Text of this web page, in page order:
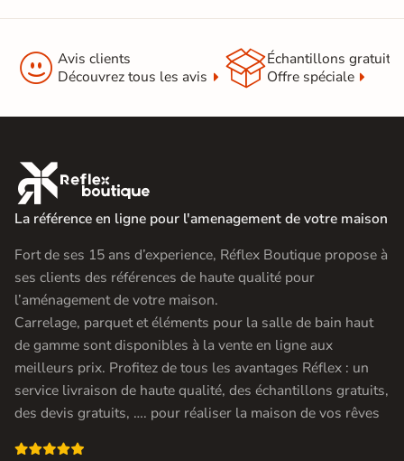
 Avis clients
Découvrez tous les avis
Échantillons gratuit
Offre spéciale

La référence en ligne pour l'amenagement de votre maison
Fort de ses 15 ans d’experience, Réflex Boutique propose à
ses clients des références de haute qualité pour
l’aménagement de votre maison.
Carrelage, parquet et éléments pour la salle de bain haut
de gamme sont disponibles à la vente en ligne aux
meilleurs prix. Profitez de tous les avantages Réflex : un
service livraison de haute qualité, des échantillons gratuits,
des devis gratuits, …. pour réaliser la maison de vos rêves
